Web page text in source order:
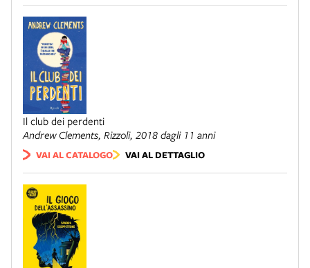
Il club dei perdenti
Andrew Clements, Rizzoli, 2018 dagli 11 anni
VAI AL CATALOGO VAI AL DETTAGLIO